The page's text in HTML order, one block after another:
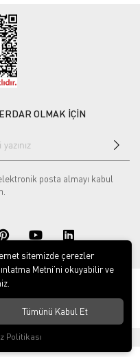
OLMAK İÇİN
posta almayı kabul
hakları saklıdır.
ile Hazırlanmıştır.
sitemizde çerezler
Metni’ni okuyabilir ve
Tümünü Kabul Et
Politikası